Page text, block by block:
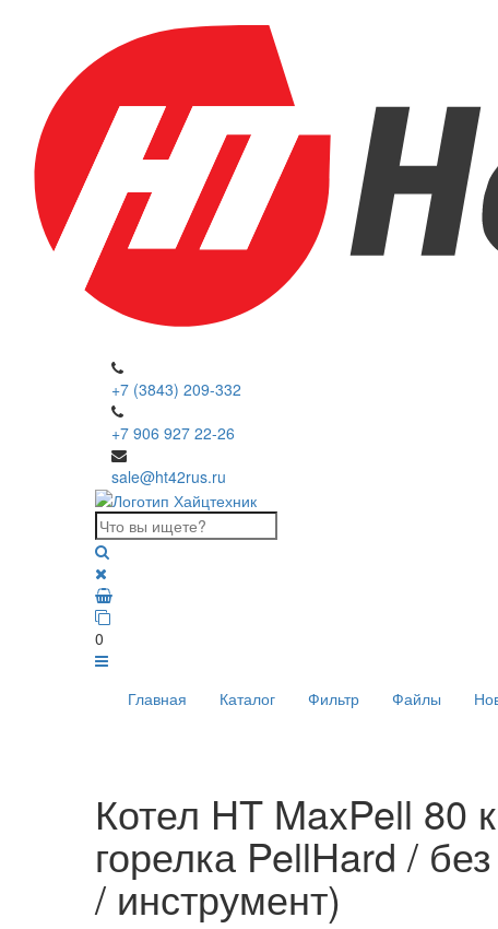
+7 (3843) 209-332
+7 906 927 22-26
sale@ht42rus.ru
0
Главная Каталог Фильтр Файлы
Котел HT MaxPell 80
горелка PellHard /
/ инструмент)